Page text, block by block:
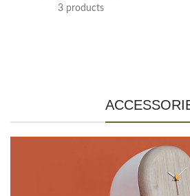
3 products